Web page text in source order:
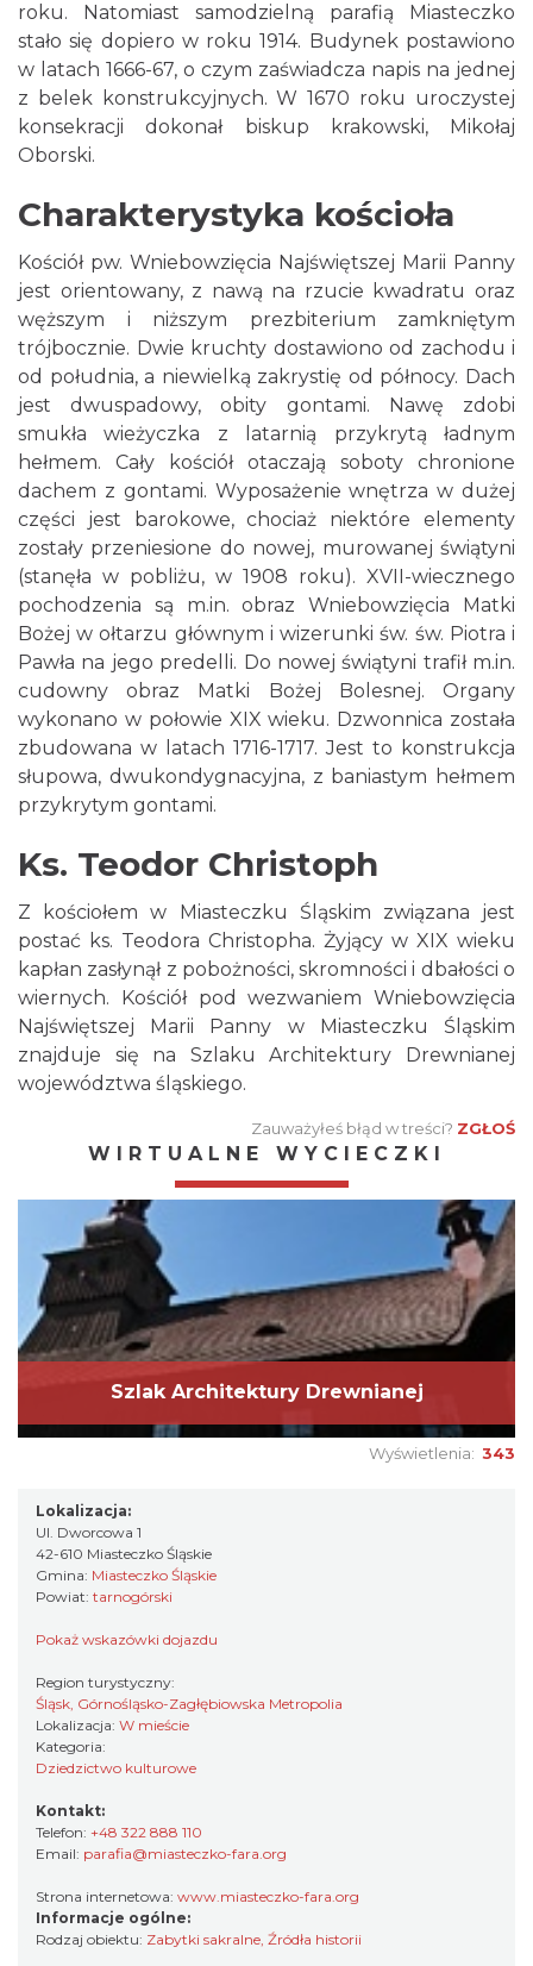
roku. Natomiast samodzielną parafią Miasteczko
stało się dopiero w roku 1914. Budynek postawiono
w latach 1666-67, o czym zaświadcza napis na jednej
z belek konstrukcyjnych. W 1670 roku uroczystej
konsekracji dokonał biskup krakowski, Mikołaj
Oborski.
Charakterystyka kościoła
Kościół pw. Wniebowzięcia Najświętszej Marii Panny
jest orientowany, z nawą na rzucie kwadratu oraz
węższym i niższym prezbiterium zamkniętym
trójbocznie. Dwie kruchty dostawiono od zachodu i
od południa, a niewielką zakrystię od północy. Dach
jest dwuspadowy, obity gontami. Nawę zdobi
smukła wieżyczka z latarnią przykrytą ładnym
hełmem. Cały kościół otaczają soboty chronione
dachem z gontami. Wyposażenie wnętrza w dużej
części jest barokowe, chociaż niektóre elementy
zostały przeniesione do nowej, murowanej świątyni
(stanęła w pobliżu, w 1908 roku). XVII-wiecznego
pochodzenia są m.in. obraz Wniebowzięcia Matki
Bożej w ołtarzu głównym i wizerunki św. św. Piotra i
Pawła na jego predelli. Do nowej świątyni trafił m.in.
cudowny obraz Matki Bożej Bolesnej. Organy
wykonano w połowie XIX wieku. Dzwonnica została
zbudowana w latach 1716-1717. Jest to konstrukcja
słupowa, dwukondygnacyjna, z baniastym hełmem
przykrytym gontami.
Ks. Teodor Christoph
Z kościołem w Miasteczku Śląskim związana jest
postać ks. Teodora Christopha. Żyjący w XIX wieku
kapłan zasłynął z pobożności, skromności i dbałości o
wiernych. Kościół pod wezwaniem Wniebowzięcia
Najświętszej Marii Panny w Miasteczku Śląskim
znajduje się na Szlaku Architektury Drewnianej
województwa śląskiego.
Zauważyłeś błąd w treści? ZGŁOŚ
WIRTUALNE WYCIECZKI
Szlak Architektury Drewnianej
Wyświetlenia: 343
Lokalizacja:
Ul. Dworcowa 1
42-610 Miasteczko Śląskie
Gmina: Miasteczko Śląskie
Powiat: tarnogórski
Pokaż wskazówki dojazdu
Region turystyczny:
Śląsk, Górnośląsko-Zagłębiowska Metropolia
Lokalizacja: W mieście
Kategoria:
Dziedzictwo kulturowe
Kontakt:
Telefon: +48 322 888 110
Email: parafia@miasteczko-fara.org
Strona internetowa: www.miasteczko-fara.org
Informacje ogólne:
Rodzaj obiektu: Zabytki sakralne, Źródła historii